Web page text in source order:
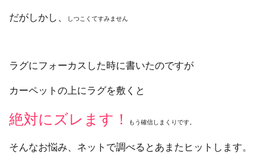
だがしかし、 しつこくてすみません
ラグにフォーカスした時に書いたのですが
カーペットの上にラグを敷くと
絶対にズレます！ もう確信しまくりです。
そんなお悩み、ネットで調べるとあまたヒットします。